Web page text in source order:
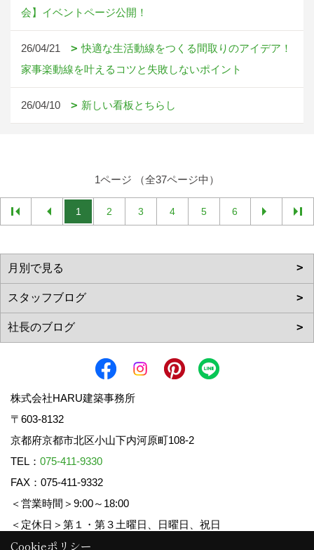
会】イベントページ公開！
26/04/21
快適な生活動線をつくる間取りのアイデア！
家事楽動線を叶えるコツと失敗しないポイント
26/04/10 新しい看板とちらし
1ページ （全37ページ中）
1 2 3 4 5 6
株式会社HARU建築事務所
〒603-8132
京都府京都市北区小山下内河原町108-2
TEL： 075-411-9330
FAX：075-411-9332
＜営業時間＞9:00～18:00
＜定休日＞第１・第３土曜日、日曜日、祝日
Cookieポリシー